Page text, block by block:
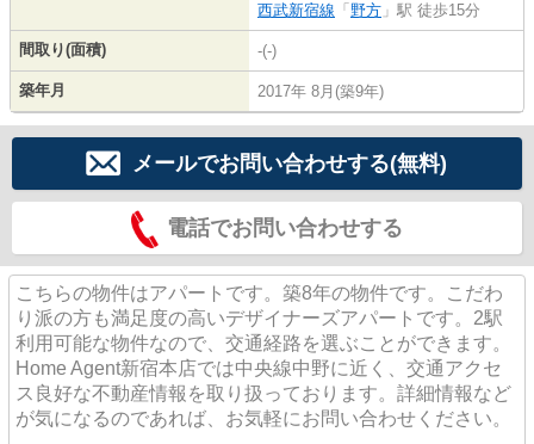
西武新宿線 「 野方 」駅 徒歩15分
間取り(面積) -(-)
築年月 2017年 8月(築9年)
メールでお問い合わせする(無料)
電話でお問い合わせする
こちらの物件はアパートです。築8年の物件です。こだわ
り派の方も満足度の高いデザイナーズアパートです。2駅
利用可能な物件なので、交通経路を選ぶことができます。
Home Agent新宿本店では中央線中野に近く、交通アクセ
ス良好な不動産情報を取り扱っております。詳細情報など
が気になるのであれば、お気軽にお問い合わせください。